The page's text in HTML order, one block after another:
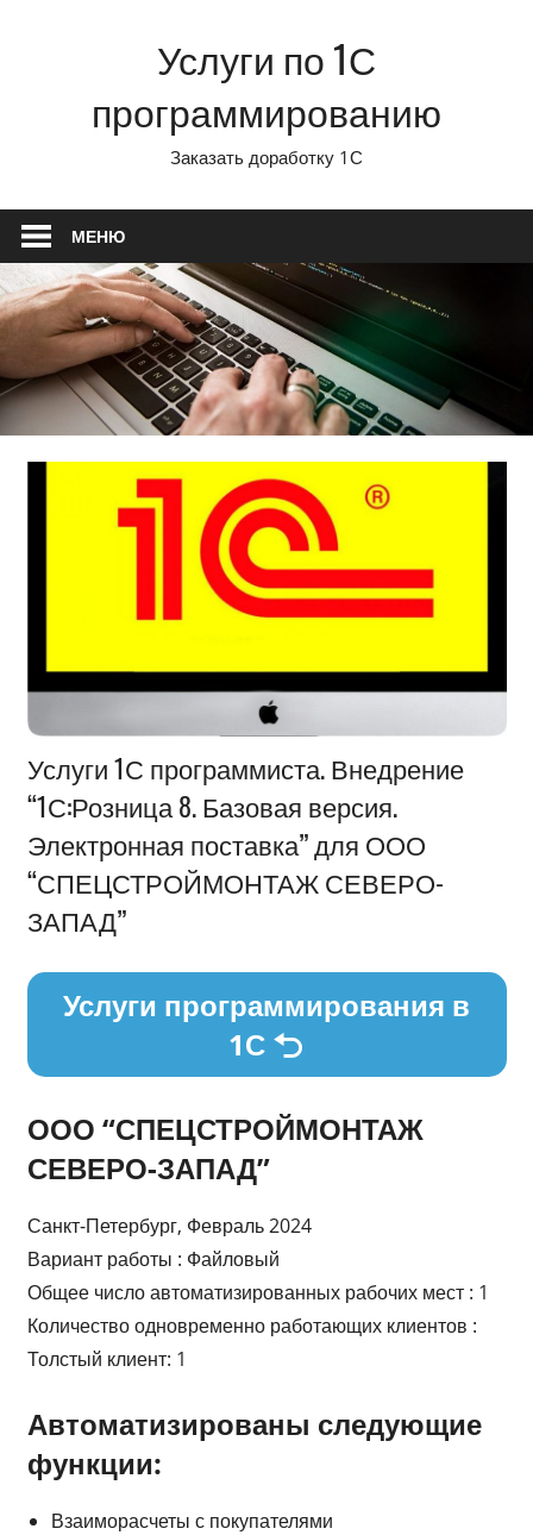
Услуги по 1С
программированию
Заказать доработку 1С
МЕНЮ
Информация
Услуги 1С программиста. Внедрение
“1С:Розница 8. Базовая версия.
Электронная поставка” для ООО
“СПЕЦСТРОЙМОНТАЖ СЕВЕРО-
ЗАПАД”
Услуги программирования в
1С
ООО “СПЕЦСТРОЙМОНТАЖ
СЕВЕРО-ЗАПАД”
Санкт-Петербург, Февраль 2024
Вариант работы : Файловый
Общее число автоматизированных рабочих мест : 1
Количество одновременно работающих клиентов :
Толстый клиент: 1
Автоматизированы следующие
функции:
Взаиморасчеты с покупателями